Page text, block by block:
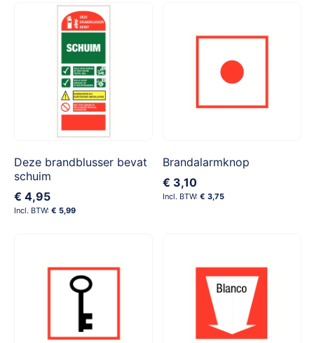
Deze brandblusser bevat
schuim
€ 4,95
€ 5,99
Brandalarmknop
€ 3,10
€ 3,75